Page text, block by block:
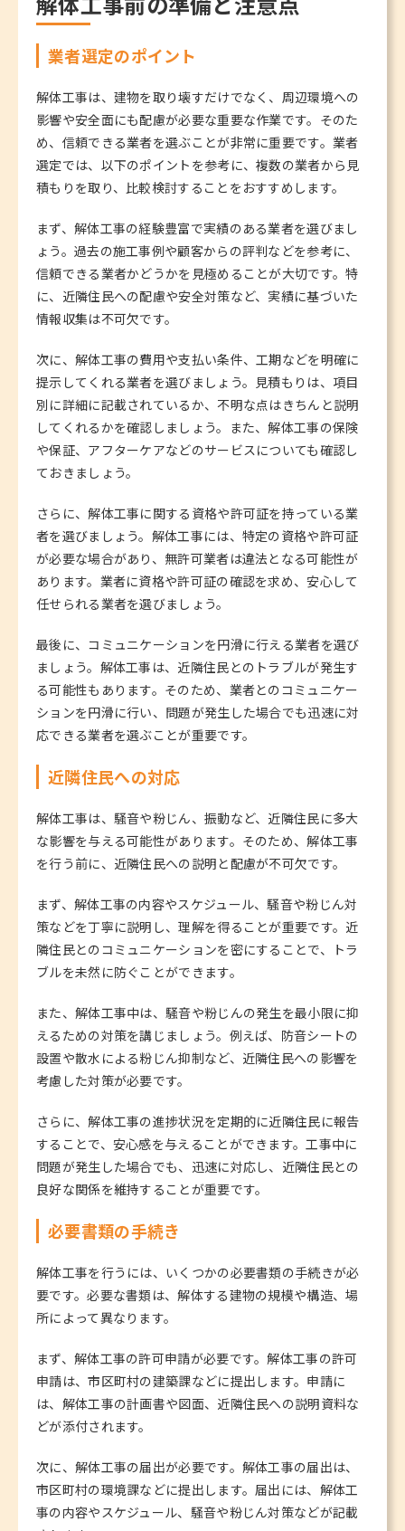
業者選定のポイント
解体工事は、建物を取り壊すだけでなく、周辺環境への
影響や安全面にも配慮が必要な重要な作業です。そのた
め、信頼できる業者を選ぶことが非常に重要です。業者
選定では、以下のポイントを参考に、複数の業者から見
積もりを取り、比較検討することをおすすめします。
まず、解体工事の経験豊富で実績のある業者を選びまし
ょう。過去の施工事例や顧客からの評判などを参考に、
信頼できる業者かどうかを見極めることが大切です。特
に、近隣住民への配慮や安全対策など、実績に基づいた
情報収集は不可欠です。
次に、解体工事の費用や支払い条件、工期などを明確に
提示してくれる業者を選びましょう。見積もりは、項目
別に詳細に記載されているか、不明な点はきちんと説明
してくれるかを確認しましょう。また、解体工事の保険
や保証、アフターケアなどのサービスについても確認し
ておきましょう。
さらに、解体工事に関する資格や許可証を持っている業
者を選びましょう。解体工事には、特定の資格や許可証
が必要な場合があり、無許可業者は違法となる可能性が
あります。業者に資格や許可証の確認を求め、安心して
任せられる業者を選びましょう。
最後に、コミュニケーションを円滑に行える業者を選び
ましょう。解体工事は、近隣住民とのトラブルが発生す
る可能性もあります。そのため、業者とのコミュニケー
ションを円滑に行い、問題が発生した場合でも迅速に対
応できる業者を選ぶことが重要です。
近隣住民への対応
解体工事は、騒音や粉じん、振動など、近隣住民に多大
な影響を与える可能性があります。そのため、解体工事
を行う前に、近隣住民への説明と配慮が不可欠です。
まず、解体工事の内容やスケジュール、騒音や粉じん対
策などを丁寧に説明し、理解を得ることが重要です。近
隣住民とのコミュニケーションを密にすることで、トラ
ブルを未然に防ぐことができます。
また、解体工事中は、騒音や粉じんの発生を最小限に抑
えるための対策を講じましょう。例えば、防音シートの
設置や散水による粉じん抑制など、近隣住民への影響を
考慮した対策が必要です。
さらに、解体工事の進捗状況を定期的に近隣住民に報告
することで、安心感を与えることができます。工事中に
問題が発生した場合でも、迅速に対応し、近隣住民との
良好な関係を維持することが重要です。
必要書類の手続き
解体工事を行うには、いくつかの必要書類の手続きが必
要です。必要な書類は、解体する建物の規模や構造、場
所によって異なります。
まず、解体工事の許可申請が必要です。解体工事の許可
申請は、市区町村の建築課などに提出します。申請に
は、解体工事の計画書や図面、近隣住民への説明資料な
どが添付されます。
次に、解体工事の届出が必要です。解体工事の届出は、
市区町村の環境課などに提出します。届出には、解体工
事の内容やスケジュール、騒音や粉じん対策などが記載